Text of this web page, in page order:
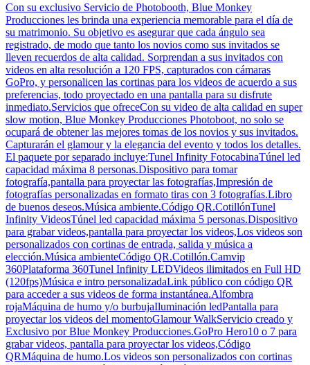
Con su exclusivo Servicio de Photobooth, Blue Monkey
Producciones les brinda una experiencia memorable para el día de
su matrimonio. Su objetivo es asegurar que cada ángulo sea
registrado, de modo que tanto los novios como sus invitados se
lleven recuerdos de alta calidad. Sorprendan a sus invitados con
videos en alta resolución a 120 FPS, capturados con cámaras
GoPro, y personalicen las cortinas para los videos de acuerdo a sus
preferencias, todo proyectado en una pantalla para su disfrute
inmediato.Servicios que ofreceCon su video de alta calidad en super
slow motion, Blue Monkey Producciones Photoboot, no solo se
ocupará de obtener las mejores tomas de los novios y sus invitados.
Capturarán el glamour y la elegancia del evento y todos los detalles.
El paquete por separado incluye:Tunel Infinity FotocabinaTúnel led
capacidad máxima 8 personas.Dispositivo para tomar
fotografía,pantalla para proyectar las fotografías,Impresión de
fotografías personalizadas en formato tiras con 3 fotografías.Libro
de buenos deseos.Música ambiente.Código QR.CotillónTunel
Infinity VideosTúnel led capacidad máxima 5 personas.Dispositivo
para grabar videos,pantalla para proyectar los videos,Los videos son
personalizados con cortinas de entrada, salida y música a
elección.Música ambienteCódigo QR.Cotillón.Camvip
360Plataforma 360Tunel Infinity LEDVideos ilimitados en Full HD
(120fps)Música e intro personalizadaLink público con código QR
para acceder a sus videos de forma instantánea.Alfombra
rojaMáquina de humo y/o burbujaIluminación ledPantalla para
proyectar los videos del momentoGlamour WalkServicio creado y
Exclusivo por Blue Monkey Producciones.GoPro Hero10 o 7 para
grabar videos, pantalla para proyectar los videos,Código
QRMáquina de humo.Los videos son personalizados con cortinas